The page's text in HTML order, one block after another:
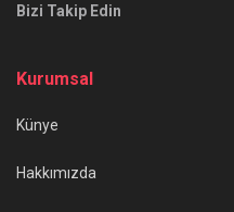
Bizi Takip Edin
Kurumsal
Künye
Hakkımızda